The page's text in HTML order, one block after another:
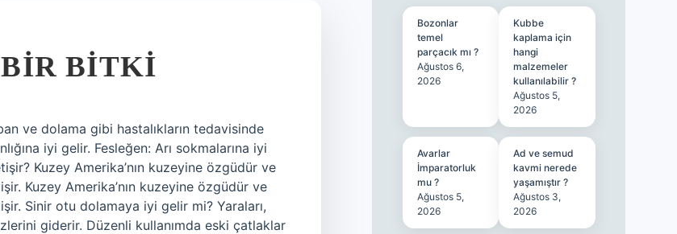
BITKI
ve dolama gibi hastalıkların tedavisinde
iyi gelir. Fesleğen: Arı sokmalarına iyi
Kuzey Amerika’nın kuzeyine özgüdür ve
Kuzey Amerika’nın kuzeyine özgüdür ve
Sinir otu dolamaya iyi gelir mi? Yaraları,
giderir. Düzenli kullanımda eski çatlaklar
Bozonlar
temel
parçacık mı ?
Ağustos 6,
2026
Kubbe
kaplama için
hangi
malzemeler
kullanılabilir ?
Ağustos 5,
2026
Avarlar
İmparatorluk
mu ?
Ağustos 5,
2026
Ad ve semud
kavmi nerede
yaşamıştır ?
Ağustos 3,
2026